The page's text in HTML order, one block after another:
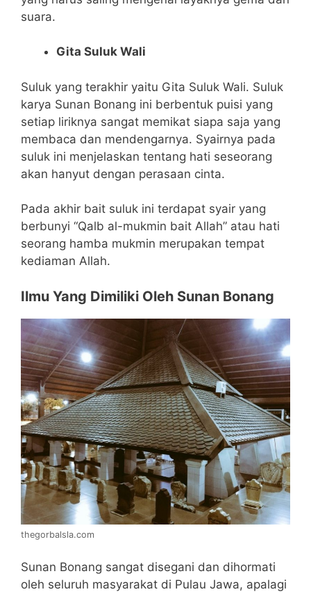
suara.
Gita Suluk Wali
Suluk yang terakhir yaitu Gita Suluk Wali. Suluk
karya Sunan Bonang ini berbentuk puisi yang
setiap liriknya sangat memikat siapa saja yang
membaca dan mendengarnya. Syairnya pada
suluk ini menjelaskan tentang hati seseorang
akan hanyut dengan perasaan cinta.
Pada akhir bait suluk ini terdapat syair yang
berbunyi “Qalb al-mukmin bait Allah” atau hati
seorang hamba mukmin merupakan tempat
kediaman Allah.
Ilmu Yang Dimiliki Oleh Sunan Bonang
thegorbalsla.com
Sunan Bonang sangat disegani dan dihormati
oleh seluruh masyarakat di Pulau Jawa, apalagi